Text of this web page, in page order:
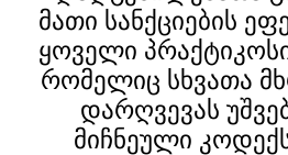
მათი სანქციების
ყოველი
რომელიც სხვათა
დარღვევას
მიჩნეული